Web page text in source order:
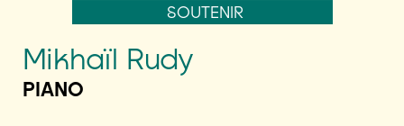
SOUTENIR
Mikhaïl Rudy
PIANO